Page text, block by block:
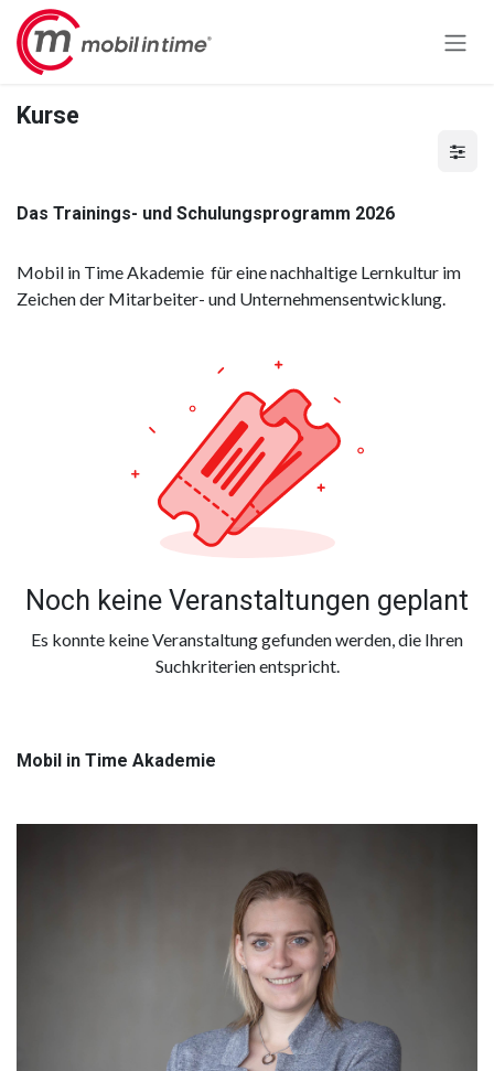
Zum Inhalt springen
Kurse
Das Trainings- und Schulungsprogramm 2026
Mobil in Time Akademie für eine nachhaltige Lernkultur im
Zeichen der Mitarbeiter- und Unternehmensentwicklung.
Noch keine Veranstaltungen geplant
Es konnte keine Veranstaltung gefunden werden, die Ihren
Suchkriterien entspricht.
Mobil in Time Akademie